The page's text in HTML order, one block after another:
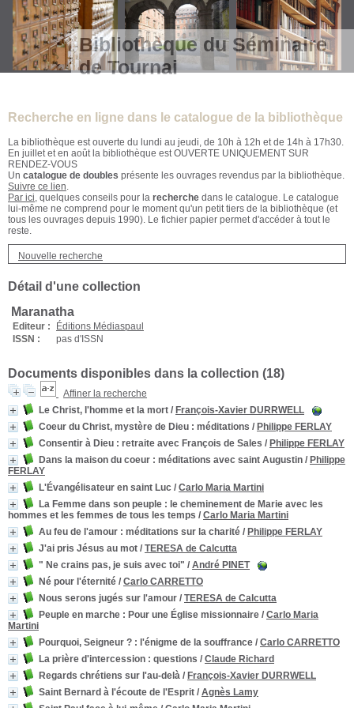
Bibliothèque du Séminaire
de Tournai
Recherche en ligne dans le catalogue de la bibliothèque
La bibliothèque est ouverte du lundi au jeudi, de 10h à 12h et de 14h à 17h30.
En juillet et en août la bibliothèque est OUVERTE UNIQUEMENT SUR
RENDEZ-VOUS
Un catalogue de doubles présente les ouvrages revendus par la bibliothèque.
Suivre ce lien.
Par ici, quelques conseils pour la recherche dans le catalogue. Le catalogue
lui-même ne comprend pour le moment qu'un petit tiers de la bibliothèque (et
tous les ouvrages depuis 1990). Le fichier papier permet d'accéder à tout le
reste.
Nouvelle recherche
Détail d'une collection
Maranatha
Editeur :
Éditions Médiaspaul
ISSN :
pas d'ISSN
Documents disponibles dans la collection (18)
Affiner la recherche
Le Christ, l'homme et la mort / François-Xavier DURRWELL
Coeur du Christ, mystère de Dieu : méditations / Philippe FERLAY
Consentir à Dieu : retraite avec François de Sales / Philippe FERLAY
Dans la maison du coeur : méditations avec saint Augustin / Philippe
FERLAY
L'Évangélisateur en saint Luc / Carlo Maria Martini
La Femme dans son peuple : le cheminement de Marie avec les
hommes et les femmes de tous les temps / Carlo Maria Martini
Au feu de l'amour : méditations sur la charité / Philippe FERLAY
J'ai pris Jésus au mot / TERESA de Calcutta
" Ne crains pas, je suis avec toi" / André PINET
Né pour l'éternité / Carlo CARRETTO
Nous serons jugés sur l'amour / TERESA de Calcutta
Peuple en marche : Pour une Église missionnaire / Carlo Maria
Martini
Pourquoi, Seigneur ? : l'énigme de la souffrance / Carlo CARRETTO
La prière d'intercession : questions / Claude Richard
Regards chrétiens sur l'au-delà / François-Xavier DURRWELL
Saint Bernard à l'écoute de l'Esprit / Agnès Lamy